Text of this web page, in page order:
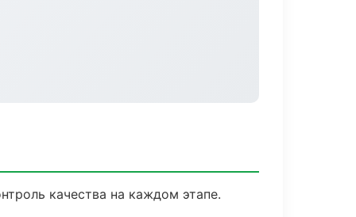
качества на каждом этапе.